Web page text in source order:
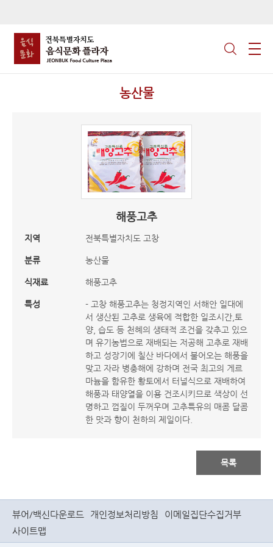
농산물
해풍고추
지역 전북특별자치도 고창
분류 농산물
식재료 해풍고추
특성
- 고창 해풍고추는 청정지역인 서해안 일대에
서 생산된 고추로 생육에 적합한 일조시간,토
양, 습도 등 천혜의 생태적 조건을 갖추고 있으
며 유기농법으로 재배되는 저공해 고추로 재배
하고 성장기에 칠산 바다에서 불어오는 해풍을
맞고 자라 병충해에 강하며 전국 최고의 게르
마늄을 함유한 황토에서 터널식으로 재배하여
해풍과 태양열을 이용 건조시키므로 색상이 선
명하고 껍질이 두꺼우며 고추특유의 매콤 달콤
한 맛과 향이 천하의 제일이다.
목록
뷰어/백신다운로드 개인정보처리방침
이메일집단수집거부
사이트맵